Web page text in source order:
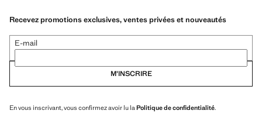
Recevez promotions exclusives, ventes privées et nouveautés
E-mail
M’INSCRIRE
En vous inscrivant, vous confirmez avoir lu la Politique de confidentialité.